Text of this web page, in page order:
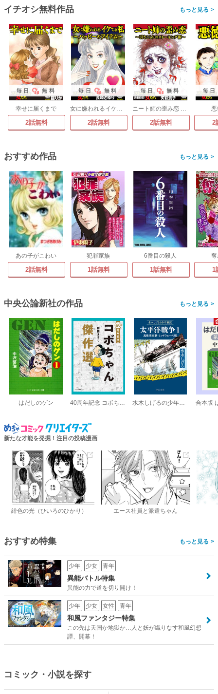
イチオシ無料作品 >
毎日 無料
幸せに届くまで
2話無料
毎日 無料
女に嫌われるイケてる私 ～ハッピーのアイテム～
2話無料
毎日 無料
ニート姉の歪み恋 ～引きこもりのストーキング術～
2話無料
毎日
悪
2
おすすめ作品 >
あの子がこわい
2話無料
犯罪家族
1話無料
6番目の殺人
1話無料
奪
1
中央公論新社の作品 >
はだしのゲン 40周年記念 コボちゃん傑作選 水木しげるの少年戦記 太平洋戦争 合本版
新たな才能を発掘！注目の投稿漫画
緋色の光（ひいろのひかり） エース社員と派遣ちゃん
おすすめ特集 >
少年 少女 青年
異能バトル特集
異能の力で道を切り開け！
少年 少女 女性 青年
和風ファンタジー特集
この先は天国か地獄か…人と妖が織りなす和風幻想
譚、開幕！
コミック・小説を探す